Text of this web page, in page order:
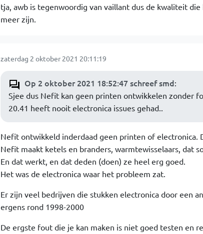
tja, awb is tegenwoordig van vaillant dus de kwaliteit
meer zijn.
zaterdag 2 oktober 2021 20:11:19
Op 2 oktober 2021 18:52:47 schreef smd:
Sjee dus Nefit kan geen printen ontwikkelen zonder
20.41 heeft nooit electronica issues gehad..
Nefit ontwikkeld inderdaad geen printen of electronica.
Nefit maakt ketels en branders, warmtewisselaars, dat
En dat werkt, en dat deden (doen) ze heel erg goed.
Het was de electronica waar het probleem zat.
Er zijn veel bedrijven die stukken electronica door een
ergens rond 1998-2000
De ergste fout die je kan maken is niet goed testen en